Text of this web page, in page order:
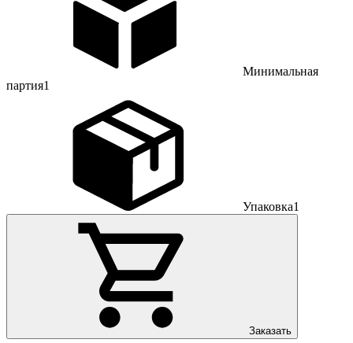
Минимальная
партия1
Упаковка1
Заказать